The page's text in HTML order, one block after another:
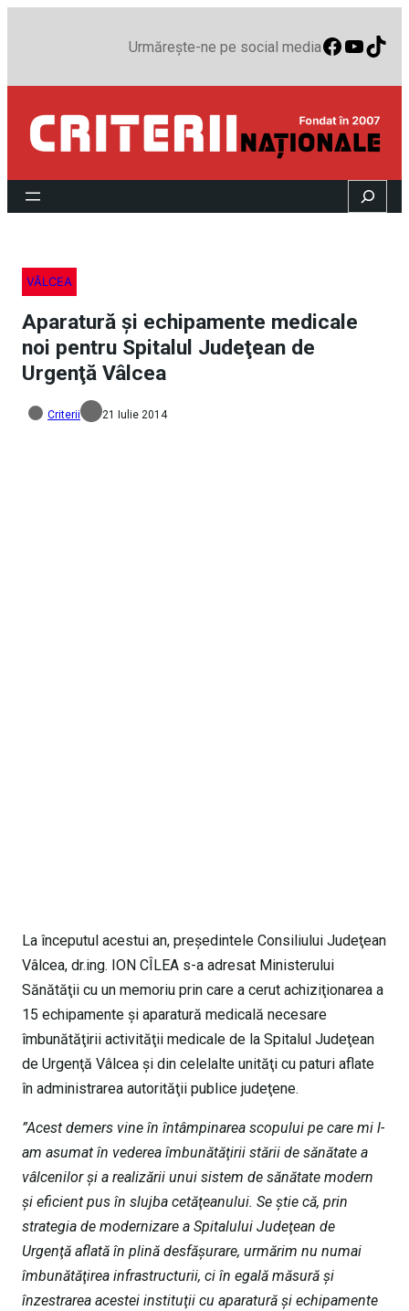
Urmărește-ne pe social media
Search
VÂLCEA
Aparatură şi echipamente medicale
noi pentru Spitalul Judeţean de
Urgenţă Vâlcea
Criterii 21 Iulie 2014
La începutul acestui an, preşedintele Consiliului Judeţean
Vâlcea, dr.ing. ION CÎLEA s-a adresat Ministerului
Sănătăţii cu un memoriu prin care a cerut achiziţionarea a
15 echipamente şi aparatură medicală necesare
îmbunătăţirii activităţii medicale de la Spitalul Judeţean
de Urgenţă Vâlcea şi din celelalte unităţi cu paturi aflate
în administrarea autorităţii publice judeţene.
”Acest demers vine în întâmpinarea scopului pe care mi l-
am asumat în vederea îmbunătăţirii stării de sănătate a
vâlcenilor şi a realizării unui sistem de sănătate modern
şi eficient pus în slujba cetăţeanului. Se ştie că, prin
strategia de modernizare a Spitalului Judeţean de
Urgenţă aflată în plină desfăşurare, urmărim nu numai
îmbunătăţirea infrastructurii, ci în egală măsură şi
înzestrarea acestei instituţii cu aparatură şi echipamente